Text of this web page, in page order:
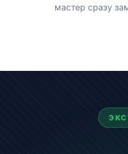
мастер сразу